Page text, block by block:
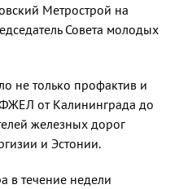
Метрострой на
Совета молодых
не только профактив и
от Калининграда до
железных дорог
и Эстонии.
в течение недели